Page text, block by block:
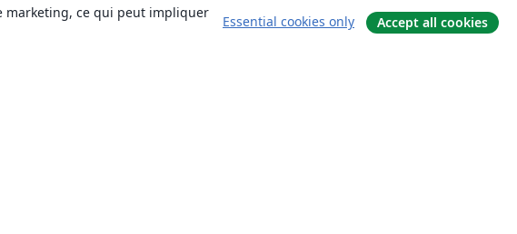
marketing, ce qui peut impliquer
Essential cookies only Accept all cookies